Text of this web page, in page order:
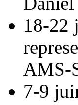
18-22
AMS-
7-9